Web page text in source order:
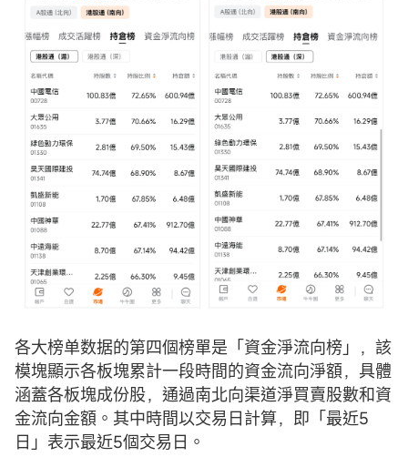
各大榜单数据的第四個榜單是「資金淨流向榜」，該
模塊顯示各板塊累計一段時間的資金流向淨額，具體
涵蓋各板塊成份股，通過南北向渠道淨買賣股數和資
金流向金額。其中時間以交易日計算，即「最近5
日」表示最近5個交易日。